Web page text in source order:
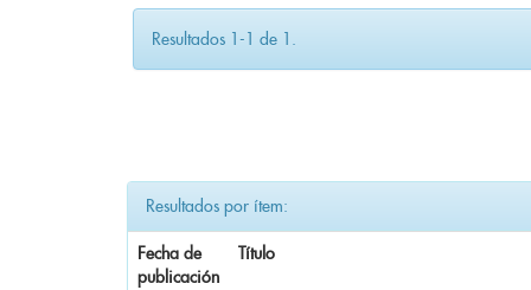
Resultados 1-1 de 1.
Resultados por ítem:
Fecha de
publicación
Título